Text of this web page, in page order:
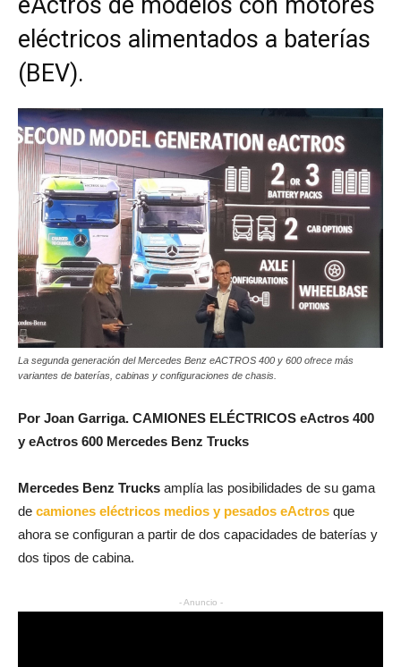
eléctricos alimentados a baterías
(BEV).
La segunda generación del Mercedes Benz eACTROS 400 y 600 ofrece más
variantes de baterías, cabinas y configuraciones de chasis.
Por Joan Garriga. CAMIONES ELÉCTRICOS eActros 400
y eActros 600 Mercedes Benz Trucks
Mercedes Benz Trucks amplía las posibilidades de su gama
de camiones eléctricos medios y pesados eActros que
ahora se configuran a partir de dos capacidades de baterías y
dos tipos de cabina.
- Anuncio -